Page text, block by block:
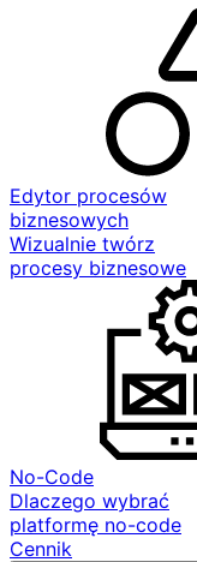
Edytor procesów
biznesowych
Wizualnie twórz
procesy biznesowe
No-Code
Dlaczego wybrać
platformę no-code
Cennik